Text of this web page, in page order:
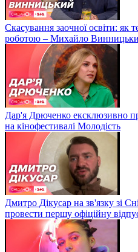
Скасування заочної освіти: як
роботою – Михайло
Дар'я Дрюченко ексклюзивно
на кінофестивалі Молодість
Дмитро Дікусар на зв'язку зі
провести першу офіційну